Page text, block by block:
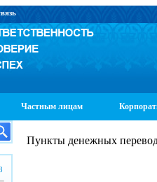
Частным лицам
Пункты денежных